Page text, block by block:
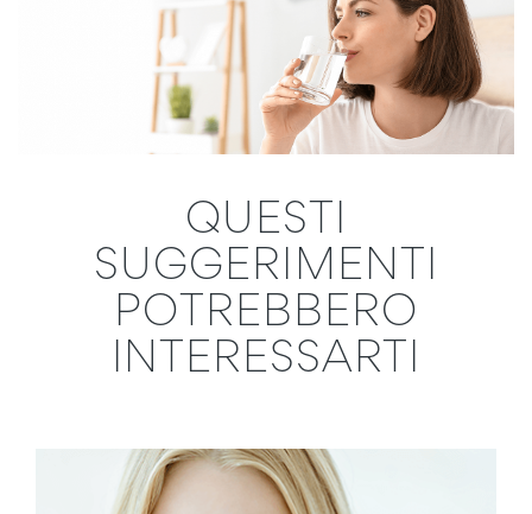
QUESTI
SUGGERIMENTI
POTREBBERO
INTERESSARTI